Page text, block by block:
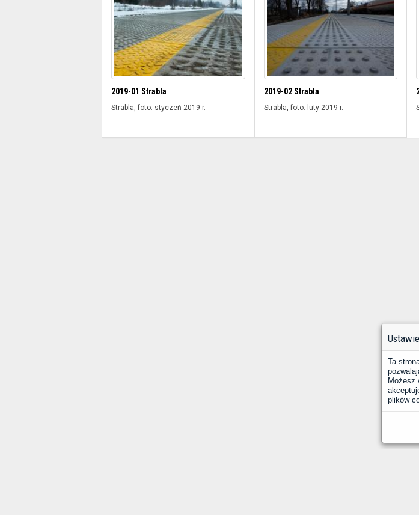
2019-01 Strabla
Strabla, foto: styczeń 2019 r.
2019-02 Strabla
Strabla, foto: luty 2019 r.
Ta
Możesz
plików